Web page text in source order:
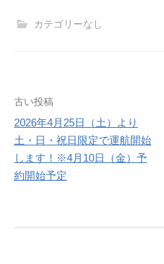
カテゴリーなし
投
稿
ナ
ビ
古い投稿
2026年4月25日（土）より
土・日・祝日限定で運航開始
します！※4月10日（金）予
約開始予定